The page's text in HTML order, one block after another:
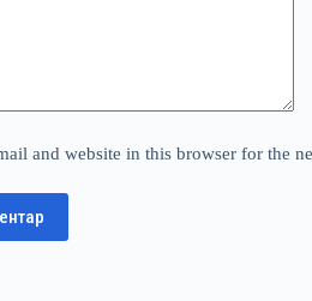
and website in this browser for the